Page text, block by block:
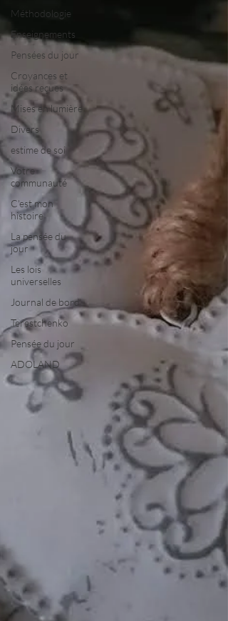
Méthodologie
Enseignements
Pensées du jour
Croyances et
idées reçues
Mises en lumière
Divers
estime de soi
Votre
communauté
C'est mon
histoire
La pensée du
jour
Les lois
universelles
Journal de bord
Terestchenko
Pensée du jour
ADOLAND